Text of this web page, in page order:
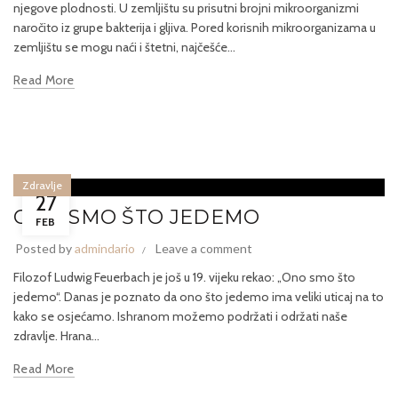
njegove plodnosti. U zemljištu su prisutni brojni mikroorganizmi
naročito iz grupe bakterija i gljiva. Pored korisnih mikroorganizama u
zemljištu se mogu naći i štetni, najčešće...
Read More
27
FEB
Zdravlje
ONO SMO ŠTO JEDEMO
Posted byadmindario Leave a comment
Filozof Ludwig Feuerbach je još u 19. vijeku rekao: „Ono smo što
jedemo“. Danas je poznato da ono što jedemo ima veliki uticaj na to
kako se osjećamo. Ishranom možemo podržati i održati naše
zdravlje. Hrana...
Read More